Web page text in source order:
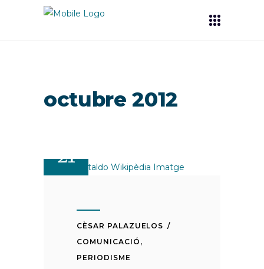
octubre 2012
21
CÈSAR PALAZUELOS
COMUNICACIÓ ,
PERIODISME